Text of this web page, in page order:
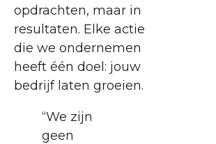
opdrachten, maar in
resultaten. Elke actie
die we ondernemen
heeft één doel: jouw
bedrijf laten groeien.
“We zijn
geen